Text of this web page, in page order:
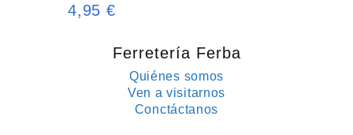
4,95 €
Ferretería Ferba
Quiénes somos
Ven a visitarnos
Conctáctanos